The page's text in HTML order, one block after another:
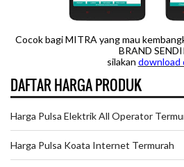
Cocok bagi MITRA yang mau
BRAND
silakan download
DAFTAR HARGA PRODUK
Harga Pulsa Elektrik All Operator
Harga Pulsa Koata Internet Termurah